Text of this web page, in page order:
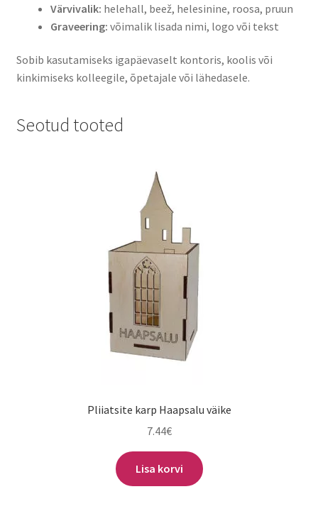
Värvivalik: helehall, beež, helesinine, roosa, pruun
Graveering: võimalik lisada nimi, logo või tekst
Sobib kasutamiseks igapäevaselt kontoris, koolis või
kinkimiseks kolleegile, õpetajale või lähedasele.
Seotud tooted
Pliiatsite karp Haapsalu väike
7.44€
Lisa korvi